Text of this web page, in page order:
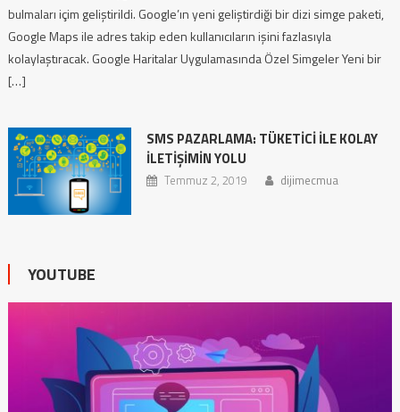
bulmaları içim geliştirildi. Google’ın yeni geliştirdiği bir dizi simge paketi,
Google Maps ile adres takip eden kullanıcıların işini fazlasıyla
kolaylaştıracak. Google Haritalar Uygulamasında Özel Simgeler Yeni bir
[…]
SMS PAZARLAMA: TÜKETICI İLE KOLAY
İLETIŞIMIN YOLU
Temmuz 2, 2019 dijimecmua
YOUTUBE